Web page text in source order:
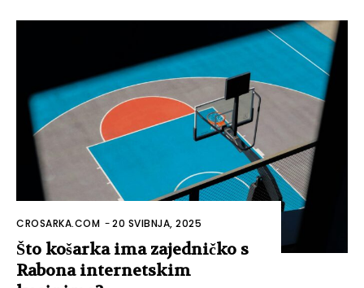
CROSARKA.COM -20 SVIBNJA, 2025
Što košarka ima zajedničko s
Rabona internetskim